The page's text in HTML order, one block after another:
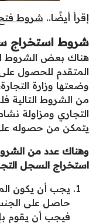
إقرأ أيضًا.. شروط فتح
شروط استخراج
هناك بعض الشروط
المتقدم للحصول
وضعتها وزارة
من الشروط التالية
التجاري ومزاولة
يتمكن من حصوله
وهناك عدد من
استخراج السجل
يجب أن يكون
حاصل على
فيجب أن يقوم